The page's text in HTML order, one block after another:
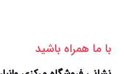
با ما همراه باشید